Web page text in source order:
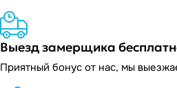
Выезд замерщика
Приятный бонус от нас, мы